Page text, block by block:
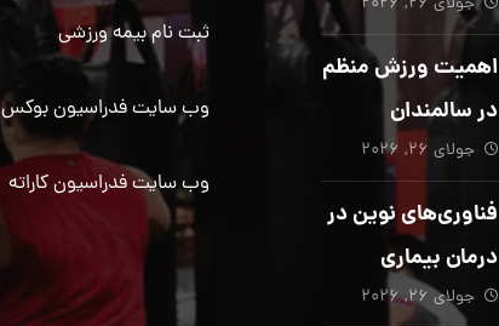
بیش از هر زمان
دیگری ضروری
است؟
اهمیت ورزش منظم
در سالمندان
جولای ۲۶, ۲۰۲۶
فناوری‌های نوین در
درمان بیماری
پارکینسون؛ از هوش
جولای ۲۶, ۲۰۲۶
ثبت نام بیمه ورزشی
وب سایت فدراسیون بوکس
وب سایت فدراسیون کاراته